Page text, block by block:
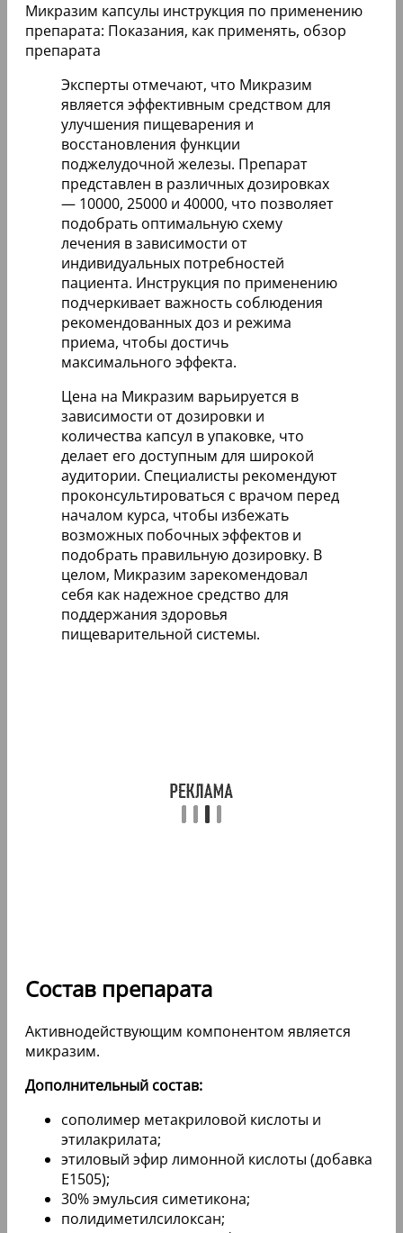
Микразим капсулы инструкция по применению
препарата: Показания, как применять, обзор
препарата
Эксперты отмечают, что Микразим
является эффективным средством для
улучшения пищеварения и
восстановления функции
поджелудочной железы. Препарат
представлен в различных дозировках
— 10000, 25000 и 40000, что позволяет
подобрать оптимальную схему
лечения в зависимости от
индивидуальных потребностей
пациента. Инструкция по применению
подчеркивает важность соблюдения
рекомендованных доз и режима
приема, чтобы достичь
максимального эффекта.
Цена на Микразим варьируется в
зависимости от дозировки и
количества капсул в упаковке, что
делает его доступным для широкой
аудитории. Специалисты рекомендуют
проконсультироваться с врачом перед
началом курса, чтобы избежать
возможных побочных эффектов и
подобрать правильную дозировку. В
целом, Микразим зарекомендовал
себя как надежное средство для
поддержания здоровья
пищеварительной системы.
Состав препарата
Активнодействующим компонентом является
микразим.
Дополнительный состав:
сополимер метакриловой кислоты и
этилакрилата;
этиловый эфир лимонной кислоты (добавка
E1505);
30% эмульсия симетикона;
полидиметилсилоксан;